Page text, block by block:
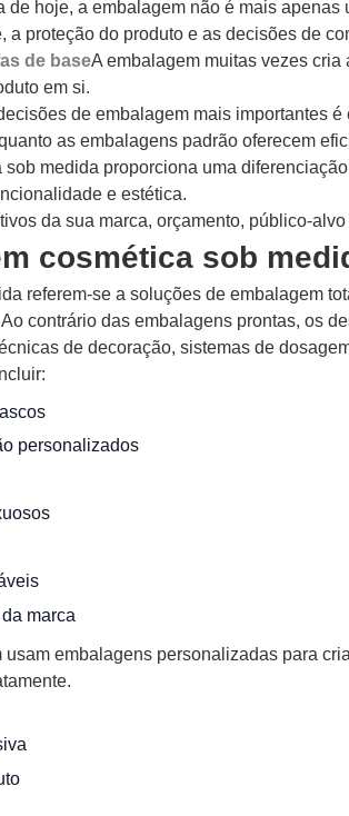
de hoje, a embalagem não é mais
a proteção do produto e as decisões de
de baseA embalagem muitas vezes
em si.
de embalagem mais importantes é
as embalagens padrão oferecem
medida proporciona uma
e estética.
da sua marca, orçamento, público-
cosmética sob
referem-se a soluções de embalagem
contrário das embalagens prontas, os
de decoração, sistemas de
personalizados
marca
usam embalagens personalizadas para